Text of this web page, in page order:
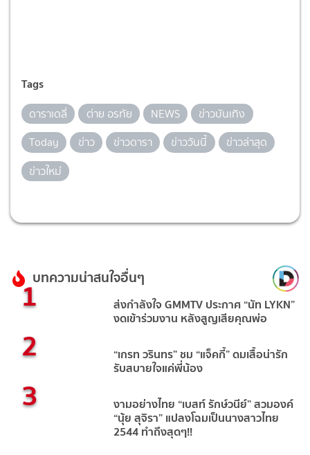
Tags
ดาราเดลี่ ต่าย อรทัย NEWS
ข่าวบันเทิง
Today
ข่าว ข่าวดารา ข่าววันนี้
ข่าวล่าสุด
ข่าวใหม่
บทความน่าสนใจอื่นๆ
1 ส่งกำลังใจ GMMTV ประกาศ “นัท LYKN”
งดเข้าร่วมงาน หลังสูญเสียคุณพ่อ
2 “เกรท วรินทร” ชม “แจ็คกี้” ดมเสื้อน่ารัก
รับสบายใจแค่พี่น้อง
3 งามอย่างไทย “เบสท์ รักษ์วนีย์” สวมองค์
“นุ้ย สุจิรา” แปลงโฉมเป็นนางสาวไทย
2544 ทำถึงสุดๆ!!